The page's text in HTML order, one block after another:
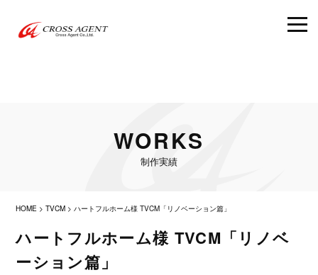
WORKS
制作実績
HOME >TVCM >ハートフルホーム様 TVCM「リノベーション篇」
ハートフルホーム様 TVCM「リノベ
ーション篇」